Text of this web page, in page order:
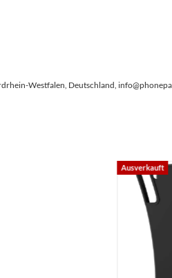
Westfalen, Deutschland,
Ausverkauft